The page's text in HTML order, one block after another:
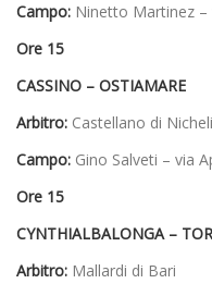
Campo: Ninetto Martinez
Ore 15
CASSINO – OSTIAMARE
Arbitro: Castellano di
Campo: Gino Salveti – via
Ore 15
CYNTHIALBALONGA –
Arbitro: Mallardi di Bari